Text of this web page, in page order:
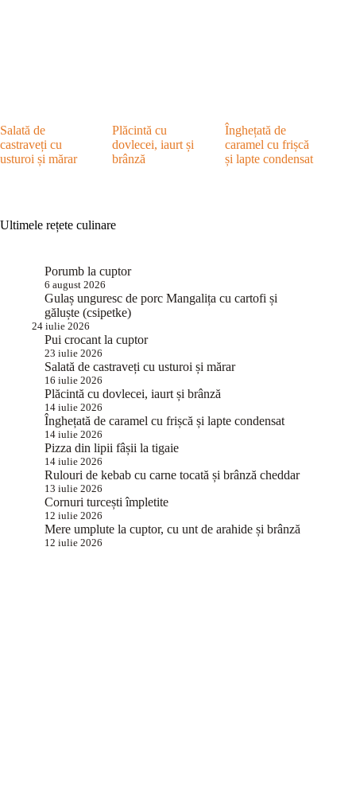
Salată de
castraveți cu
usturoi și mărar
Plăcintă cu
dovlecei, iaurt și
brânză
Înghețată de
caramel cu frișcă
și lapte condensat
Ultimele rețete culinare
Porumb la cuptor
6 august 2026
Gulaș unguresc de porc Mangalița cu cartofi și
găluște (csipetke)
24 iulie 2026
Pui crocant la cuptor
23 iulie 2026
Salată de castraveți cu usturoi și mărar
16 iulie 2026
Plăcintă cu dovlecei, iaurt și brânză
14 iulie 2026
Înghețată de caramel cu frișcă și lapte condensat
14 iulie 2026
Pizza din lipii fâșii la tigaie
14 iulie 2026
Rulouri de kebab cu carne tocată și brânză cheddar
13 iulie 2026
Cornuri turcești împletite
12 iulie 2026
Mere umplute la cuptor, cu unt de arahide și brânză
12 iulie 2026